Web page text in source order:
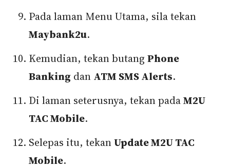
Pada laman Menu Utama, sila tekan
Maybank2u.
Kemudian, tekan butang Phone
Banking dan ATM SMS Alerts.
Di laman seterusnya, tekan padaM2U
TAC Mobile.
Selepas itu, tekanUpdate M2U TAC
Mobile.